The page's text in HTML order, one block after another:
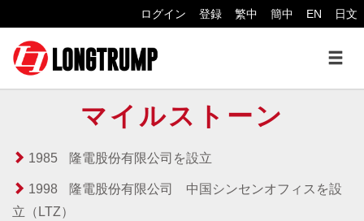
ログイン 登録 繁中 簡中 EN 日文
マイルストーン
1985 隆電股份有限公司を設立
1998
隆電股份有限公司 中国シンセンオフィスを設
立（LTZ）